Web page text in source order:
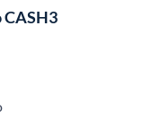
CASH3